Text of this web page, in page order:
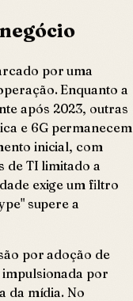
por uma
Enquanto a
após 2023, outras
e 6G permanecem
inicial, com
de TI limitado a
exige um filtro
supere a
por adoção de
por
da mídia. No